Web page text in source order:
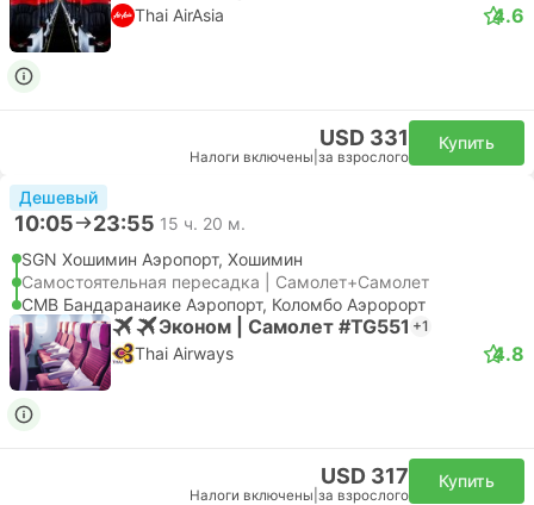
Thai AirAsia 4.6
USD 331
Налоги включены за взрослого
Купить
Дешевый
10:05 23:55 15 ч. 20 м.
SGN Хошимин Аэропорт, Хошимин
Самостоятельная пересадка | Самолет+Самолет
CMB Бандаранаике Аэропорт, Коломбо Аэророрт
Эконом | Самолет #TG551 +1
Thai Airways 4.8
USD 317
Налоги включены за взрослого
Купить